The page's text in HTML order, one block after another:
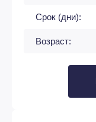
Срок (дни):
Возраст: